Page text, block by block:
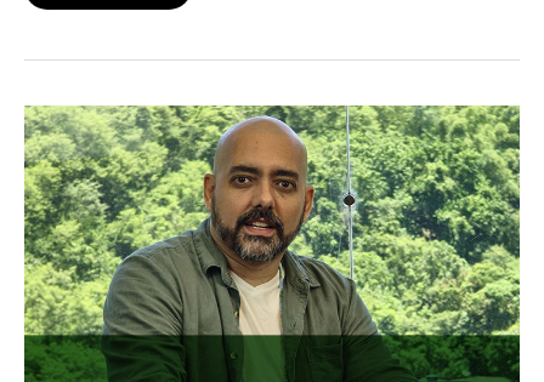
Seus
relatórios
de
app
estão
mentindo para
você